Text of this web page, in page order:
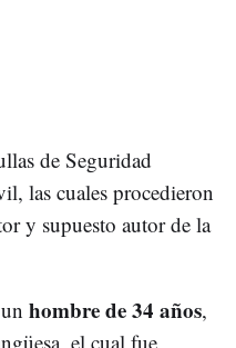
de Seguridad
las cuales procedieron
y supuesto autor de la
hombre de 34 años,
el cual fue